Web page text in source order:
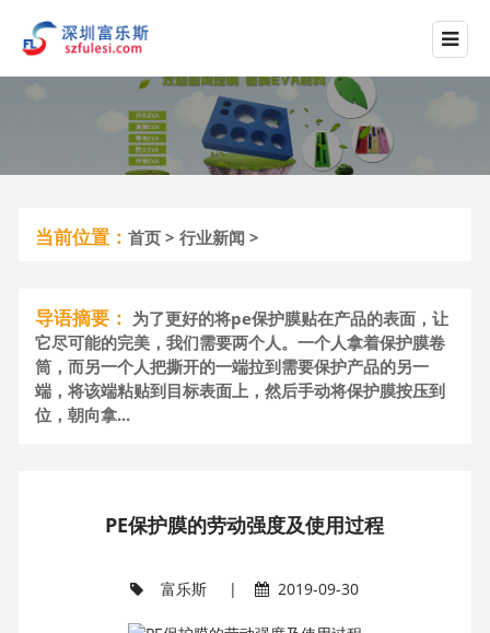
当前位置：首页>行业新闻>
导语摘要： 为了更好的将pe保护膜贴在产品的表面，让
它尽可能的完美，我们需要两个人。一个人拿着保护膜卷
筒，而另一个人把撕开的一端拉到需要保护产品的另一
端，将该端粘贴到目标表面上，然后手动将保护膜按压到
位，朝向拿...
PE保护膜的劳动强度及使用过程
富乐斯 | 2019-09-30